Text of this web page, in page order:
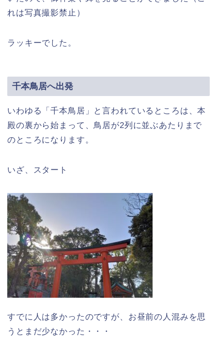
れは写真撮影禁止）
ラッキーでした。
千本鳥居へ出発
いわゆる「千本鳥居」と言われているところは、本
殿の裏から始まって、鳥居が2列に並ぶあたりまで
のところになります。
いざ、スタート
すでに人は多かったのですが、お昼前の人混みを思
うとまだ少なかった・・・